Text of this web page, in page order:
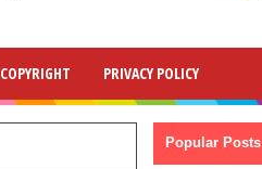
COPYRIGHT PRIVACY POLICY
Popular Posts